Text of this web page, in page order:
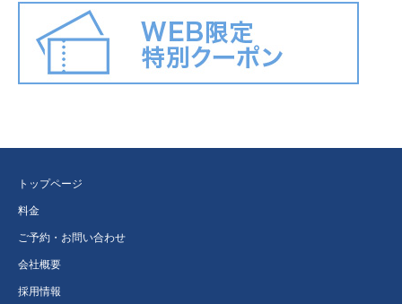
トップページ
料金
ご予約・お問い合わせ
会社概要
採用情報